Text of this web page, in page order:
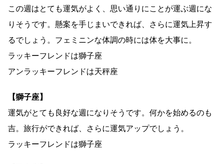
この週はとても運気がよく、思い通りにことが運ぶ週にな
りそうです。懸案を手じまいできれば、さらに運気上昇す
るでしょう。フェミニンな体調の時には体を大事に。
ラッキーフレンドは獅子座
アンラッキーフレンドは天秤座
【獅子座】
運気がとても良好な週になりそうです。何かを始めるのも
吉。旅行ができれば、さらに運気アップでしょう。
ラッキーフレンドは獅子座